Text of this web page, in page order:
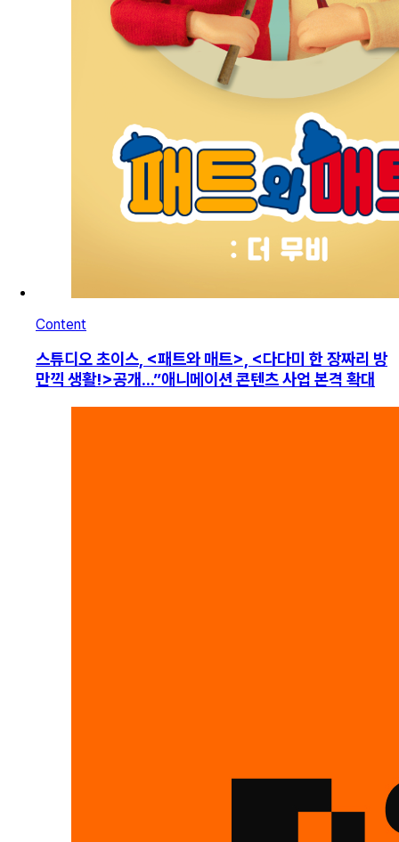
Content
스튜디오 초이스, <패트와 매트>, <다다미 한 장짜리 방
만끽 생활!>공개...”애니메이션 콘텐츠 사업 본격 확대